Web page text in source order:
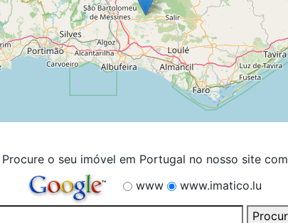
Procure o seu imóvel em Portugal no nosso site com
www
www.imatico.lu